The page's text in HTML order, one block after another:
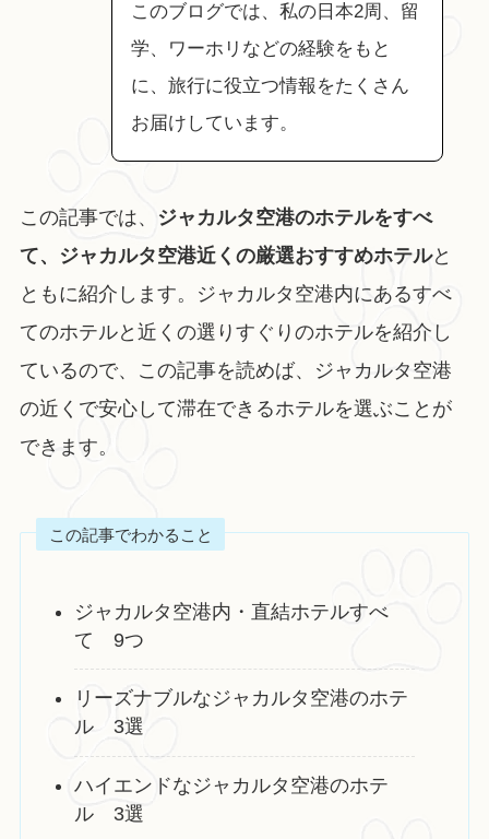
このブログでは、私の日本2周、留
学、ワーホリなどの経験をもと
に、旅行に役立つ情報をたくさん
お届けしています。
この記事では、
ジャカルタ空港のホテルをすべ
て、ジャカルタ空港近くの厳選おすすめホテルと
ともに紹介します。ジャカルタ空港内にあるすべ
てのホテルと近くの選りすぐりのホテルを紹介し
ているので、この記事を読めば、ジャカルタ空港
の近くで安心して滞在できるホテルを選ぶことが
できます。
この記事でわかること
ジャカルタ空港内・直結ホテルすべ
て 9つ
リーズナブルなジャカルタ空港のホテ
ル 3選
ハイエンドなジャカルタ空港のホテ
ル 3選